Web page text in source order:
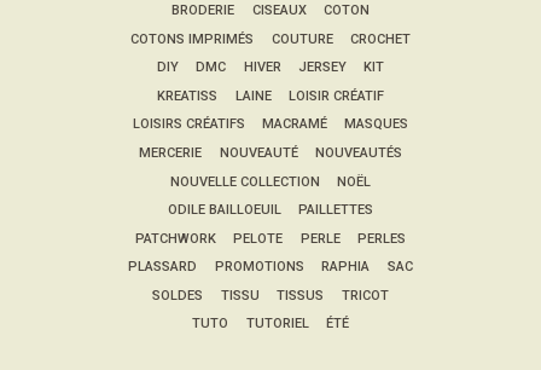
BRODERIE
CISEAUX
COTON
COTONS IMPRIMÉS
COUTURE
CROCHET
DIY
DMC HIVER JERSEY
KIT
KREATISS
LAINE
LOISIR CRÉATIF
LOISIRS CRÉATIFS
MACRAMÉ
MASQUES
MERCERIE
NOUVEAUTÉ
NOUVEAUTÉS
NOUVELLE COLLECTION
NOËL
ODILE BAILLOEUIL
PAILLETTES
PATCHWORK
PELOTE PERLE
PERLES
PLASSARD
PROMOTIONS RAPHIA
SAC
SOLDES
TISSU TISSUS
TRICOT
TUTO
TUTORIEL ÉTÉ